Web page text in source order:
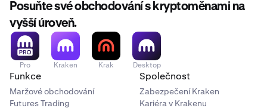
Posuňte své obchodování s kryptoměnami na
vyšší úroveň.
Pro Kraken Krak Desktop
Funkce
Maržové obchodování
Futures Trading
Společnost
Zabezpečení Kraken
Kariéra v Krakenu